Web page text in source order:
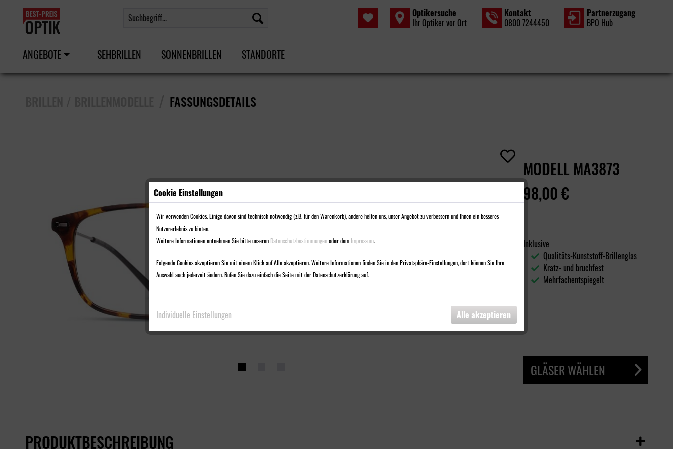
Optikersuche
Ihr Optiker vor Ort
Kontakt
0800 7244450
Partner­zugang
BPO Hub
ANGEBOTE SEHBRILLEN SONNENBRILLEN STANDORTE
FASSUNGSDETAILS
MODELL MA3873
98,00 €
Inklusive
Qualitäts-Kunststoff-Brillenglas
Kratz- und bruchfest
Mehrfachentspiegelt
GLÄSER WÄHLEN
PRODUKTBESCHREIBUNG
Cookie Einstellungen
Wir verwenden Cookies. Einige davon sind technisch notwendig (z.B. für den Warenkorb), andere helfen uns, unser Angebot zu verbessern und Ihnen ein besseres
Nutzererlebnis zu bieten.
Weitere Informationen entnehmen Sie bitte unseren Datenschutzbestimmungenoder dem Impressum.
Folgende Cookies akzeptieren Sie mit einem Klick auf Alle akzeptieren. Weitere Informationen finden Sie in den Privatsphäre-Einstellungen, dort können Sie Ihre
Auswahl auch jederzeit ändern. Rufen Sie dazu einfach die Seite mit der Datenschutzerklärung auf.
Individuelle Einstellungen Alle akzeptieren